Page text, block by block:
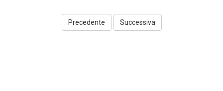
Precedente